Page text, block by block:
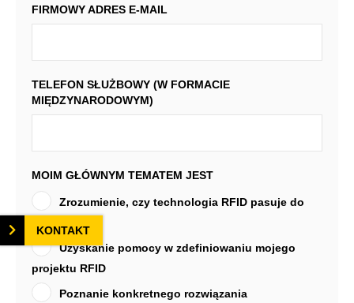
KONTAKT
FIRMOWY ADRES E-MAIL
TELEFON SŁUŻBOWY (W FORMACIE
MIĘDZYNARODOWYM)
MOIM GŁÓWNYM TEMATEM JEST
Zrozumienie, czy technologia RFID pasuje do
Uzyskanie pomocy w zdefiniowaniu mojego
projektu RFID
Poznanie konkretnego rozwiązania